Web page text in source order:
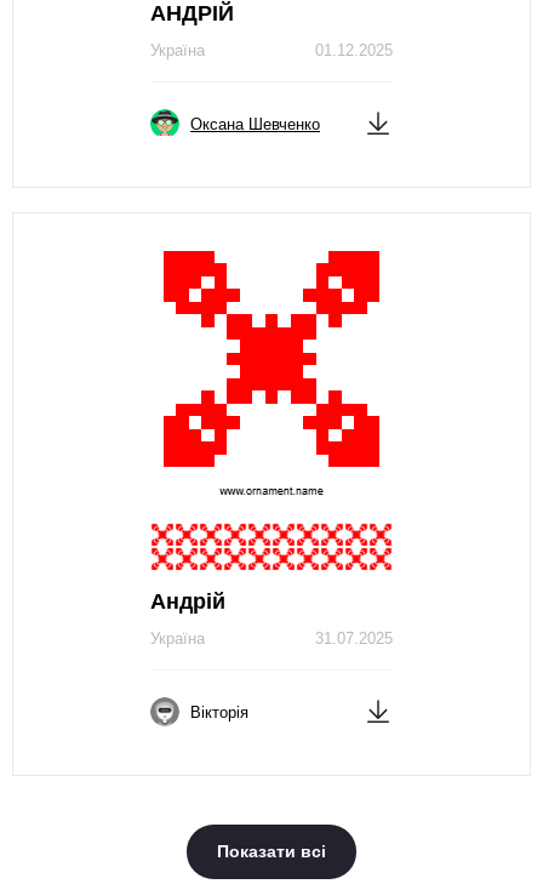
АНДРІЙ
01.12.2025
Україна
Оксана Шевченко
Андрій
31.07.2025
Україна
Вікторія
Показати всі